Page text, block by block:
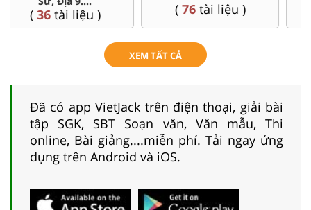
( 77tài liệu ) (9tài liệu )
XEM TẤT CẢ
Đã có app VietJack trên điện thoại, giải bài
tập SGK, SBT Soạn văn, Văn mẫu, Thi
online, Bài giảng....miễn phí. Tải ngay ứng
dụng trên Android và iOS.